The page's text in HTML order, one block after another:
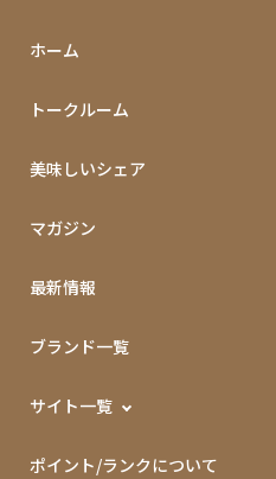
ホーム
トークルーム
美味しいシェア
マガジン
最新情報
ブランド一覧
サイト一覧
ポイント/ランクについて